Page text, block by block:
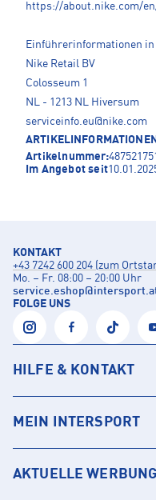
https://about.nike.com/
Einführerinformationen in
Nike Retail BV
Colosseum 1
NL - 1213 NL Hiversum
serviceinfo.eu@nike.com
ARTIKELINFORMATIONEN
Artikelnummer:487521751
Im Angebot seit
KONTAKT
+43 7242 600 204 (zum
Mo. – Fr. 08:00 – 20:00 Uhr
service.eshop@
FOLGE UNS
HILFE & KONTAKT
MEIN INTERSPORT
AKTUELLE WERBUNG